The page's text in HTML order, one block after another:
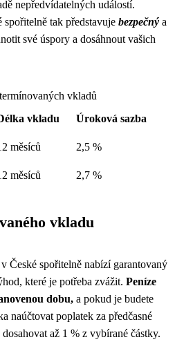
nepředvídatelných událostí.
tak představuje bezpečný a
své úspory a dosáhnout vašich
vkladů
vkladu Úroková sazba
měsíců 2,5 %
měsíců 2,7 %
vkladu
České spořitelně nabízí garantovaný
které je potřeba zvážit. Peníze
dobu, a pokud je budete
naúčtovat poplatek za předčasné
až 1 % z vybírané částky.